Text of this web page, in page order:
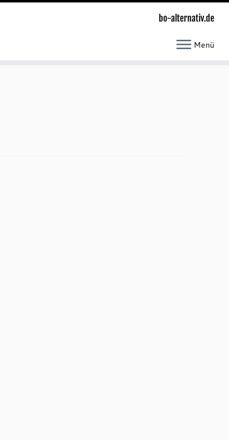
bo-alternativ.de
Menü